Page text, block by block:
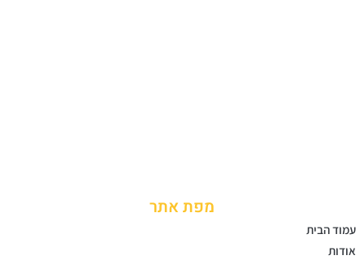
מפת אתר
עמוד הבית
אודות